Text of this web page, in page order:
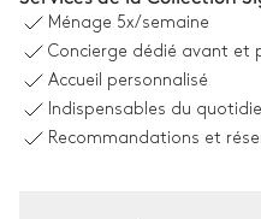
Espace dinatoire
Ménage 5x/semaine
Concierge dédié avant et
Accueil personnalisé
Indispensables du
Recommandations et